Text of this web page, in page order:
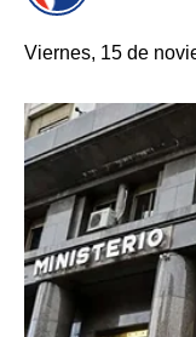
Viernes, 15 de